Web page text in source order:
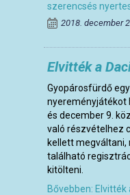
szerencsés
2018. december
Elvitték a
Gyopárosfürdő
nyereményjátékot
és december 9.
való részvételhez
kellett megváltani,
található
kitölteni.
Bővebben: Elvitték